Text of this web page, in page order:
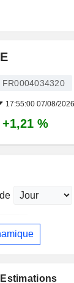
FR0004034320
17:55:00 07/08/2026
+1,21 %